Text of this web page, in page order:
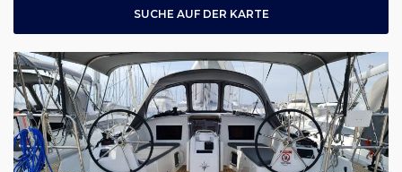
SUCHE AUF DER KARTE